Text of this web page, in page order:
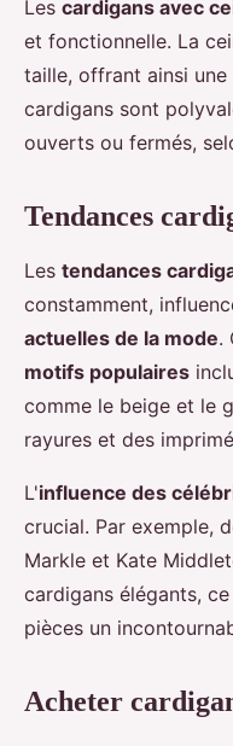
Les cardigans avec
et fonctionnelle. La
taille, offrant ainsi
cardigans sont
ouverts ou fermés,
Tendances
Les tendances
constamment,
actuelles de la mode.
motifs populaires
comme le beige et le
rayures et des
L'influence des
crucial. Par exemple,
Markle et Kate
cardigans élégants,
pièces un
Acheter